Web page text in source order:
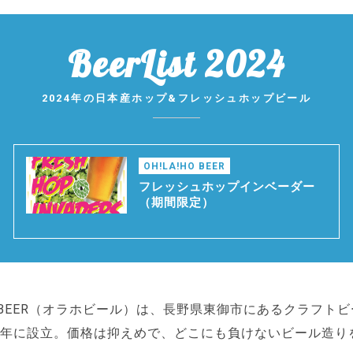
BeerList 2024
2024年の日本産ホップ&フレッシュホップビール
OH!LA!HO BEER
フレッシュホップインベーダー
（期間限定）
（オラホビール）は、長野県東御市にあるクラフト
に設立。価格は抑えめで、どこにも負けないビール造り